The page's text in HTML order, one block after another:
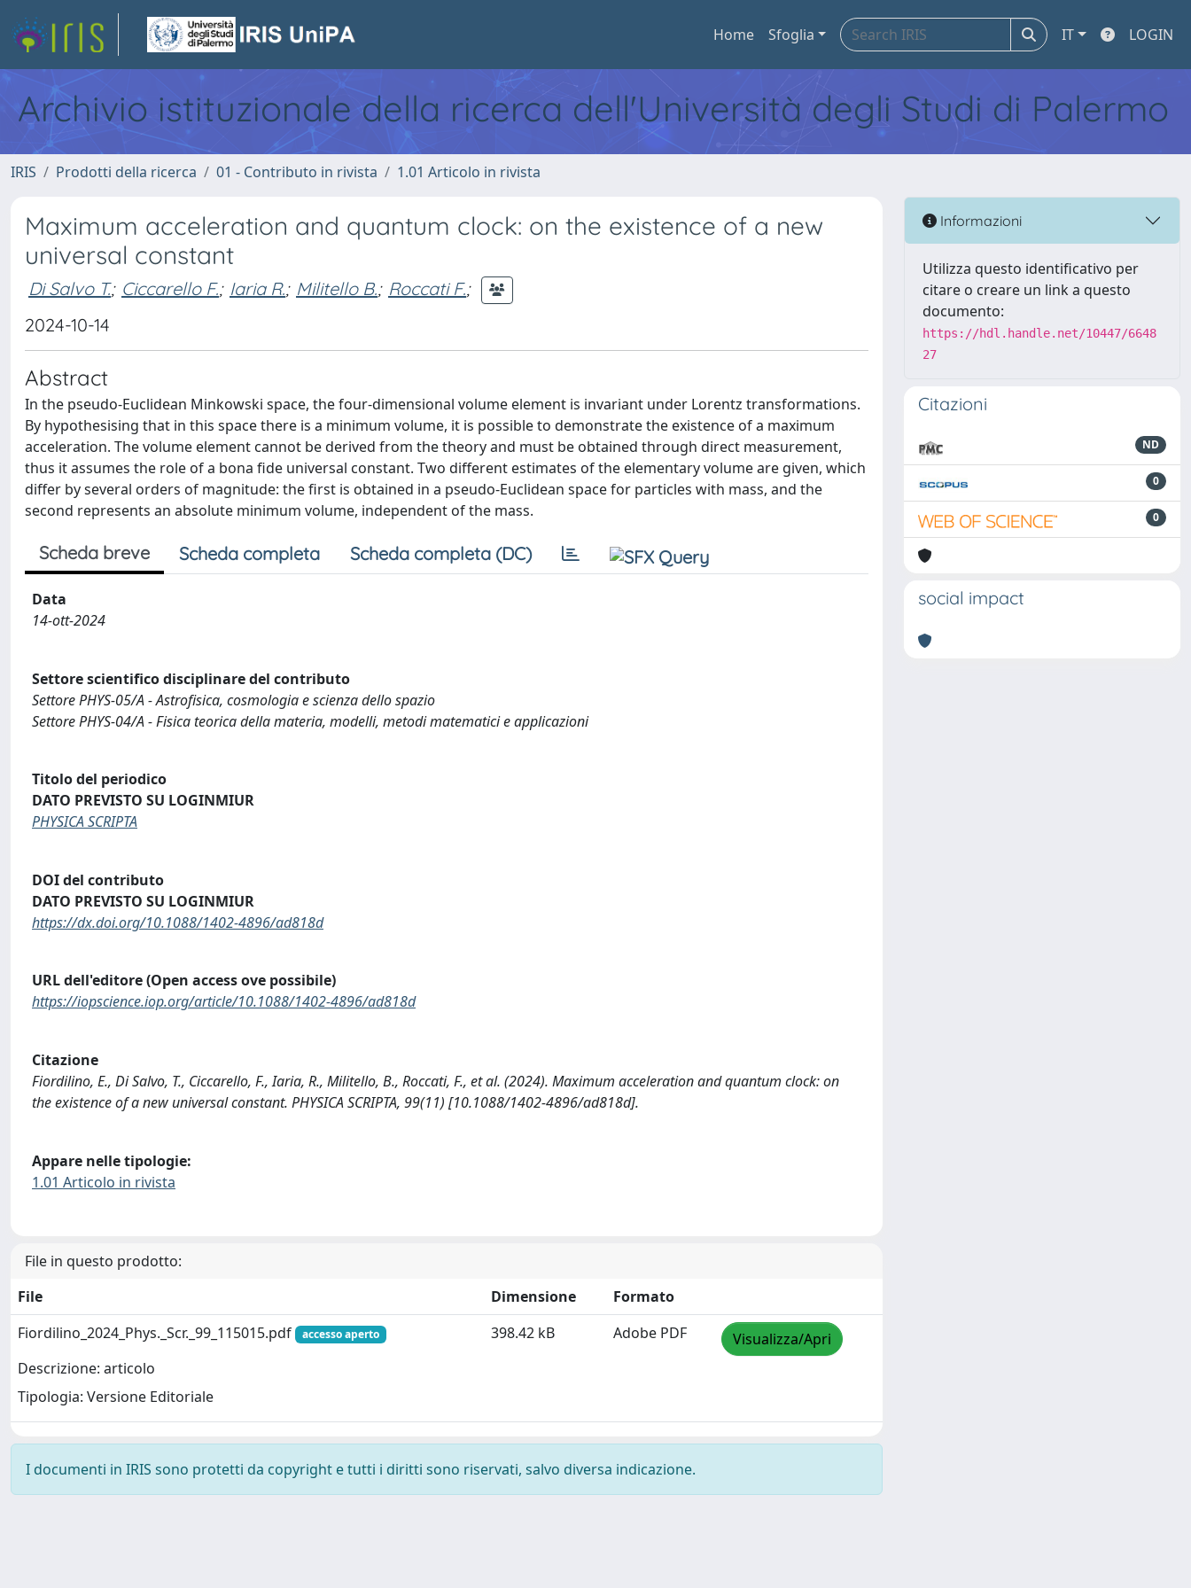
Home Sfoglia IT LOGIN
Archivio istituzionale della ricerca dell'Università degli Studi di Palermo
IRIS Prodotti della ricerca 01 - Contributo in rivista 1.01 Articolo in rivista
Maximum acceleration and quantum clock: on the existence of a new
universal constant
Di Salvo T.; Ciccarello F.; Iaria R.; Militello B.; Roccati F.;
2024-10-14
Abstract
In the pseudo-Euclidean Minkowski space, the four-dimensional volume element is invariant under Lorentz transformations.
By hypothesising that in this space there is a minimum volume, it is possible to demonstrate the existence of a maximum
acceleration. The volume element cannot be derived from the theory and must be obtained through direct measurement,
thus it assumes the role of a bona fide universal constant. Two different estimates of the elementary volume are given, which
differ by several orders of magnitude: the first is obtained in a pseudo-Euclidean space for particles with mass, and the
second represents an absolute minimum volume, independent of the mass.
Scheda breve Scheda completa Scheda completa (DC)
Data
14-ott-2024
Settore scientifico disciplinare del contributo
Settore PHYS-05/A - Astrofisica, cosmologia e scienza dello spazio
Settore PHYS-04/A - Fisica teorica della materia, modelli, metodi matematici e applicazioni
Titolo del periodico
DATO PREVISTO SU LOGINMIUR
PHYSICA SCRIPTA
DOI del contributo
DATO PREVISTO SU LOGINMIUR
https://dx.doi.org/10.1088/1402-4896/ad818d
URL dell'editore (Open access ove possibile)
https://iopscience.iop.org/article/10.1088/1402-4896/ad818d
Citazione
Fiordilino, E., Di Salvo, T., Ciccarello, F., Iaria, R., Militello, B., Roccati, F., et al. (2024). Maximum acceleration and quantum clock: on
the existence of a new universal constant. PHYSICA SCRIPTA, 99(11) [10.1088/1402-4896/ad818d].
Appare nelle tipologie:
1.01 Articolo in rivista
File in questo prodotto:
File
Dimensione
Formato
Fiordilino_2024_Phys._Scr._99_115015.pdf
accesso aperto
Descrizione: articolo
Tipologia: Versione Editoriale
398.42 kB Adobe PDF Visualizza/Apri
I documenti in IRIS sono protetti da copyright e tutti i diritti sono riservati, salvo diversa indicazione.
Informazioni
Utilizza questo identificativo per
citare o creare un link a questo
documento:
https://hdl.handle.net/10447/6648
27
Citazioni
ND
0
0
social impact